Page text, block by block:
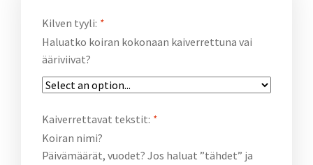
Kilven tyyli: *
Haluatko koiran kokonaan kaiverrettuna vai
ääriviivat?
Kaiverrettavat tekstit: *
Koiran nimi?
Päivämäärät, vuodet? Jos haluat ”tähdet” ja